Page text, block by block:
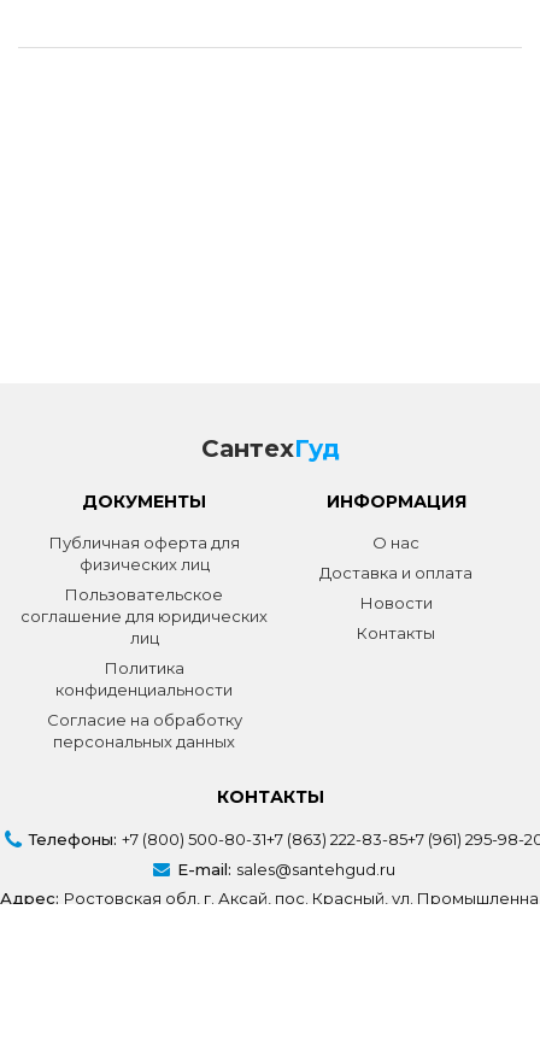
СантехГуд
ДОКУМЕНТЫ
Публичная оферта для
физических лиц
Пользовательское
соглашение для юридических
лиц
Политика
конфиденциальности
Согласие на обработку
персональных данных
ИНФОРМАЦИЯ
О нас
Доставка и оплата
Новости
Контакты
КОНТАКТЫ
Телефоны: +7 (800) 500-80-31+7 (863) 222-83-85+7 (961) 295-98-
E-mail: sales@santehgud.ru
Адрес: Ростовская обл, г. Аксай, пос. Красный, ул.